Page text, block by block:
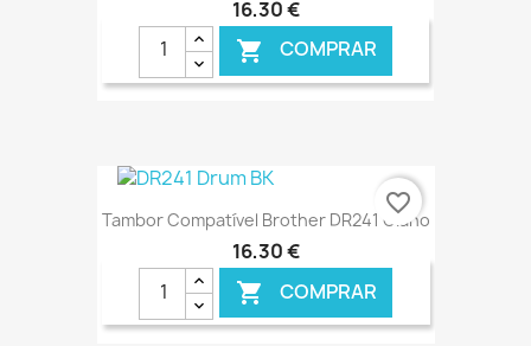
16,30 €
 COMPRAR
€ ONLINE
Tambor Compatível Brother DR241 Ciano
16,30 €
 COMPRAR
favorite_border